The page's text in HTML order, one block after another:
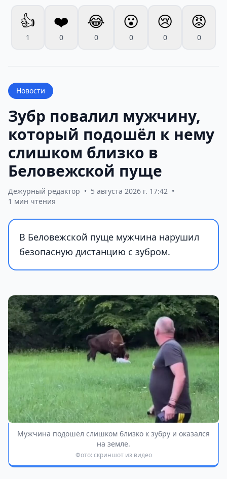
👍
1
❤️
0
😂
0
😮
0
😢
0
😡
0
Новости
Зубр повалил мужчину,
который подошёл к нему
слишком близко в
Беловежской пуще
Дежурный редактор • 5 августа 2026 г. 17:42 •
1 мин чтения
В Беловежской пуще мужчина нарушил
безопасную дистанцию с зубром.
Мужчина подошёл слишком близко к зубру и оказался
на земле.
Фото: скриншот из видео